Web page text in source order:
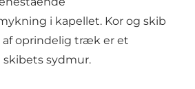
i kapellet. Kor og skib
af oprindelig træk er et
sydmur.